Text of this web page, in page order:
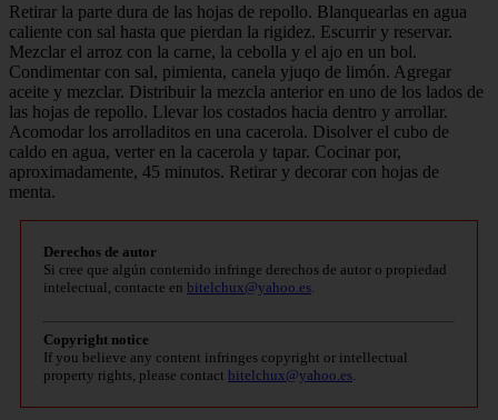
Retirar la parte dura de las hojas de repollo. Blanquearlas en agua
caliente con sal hasta que pierdan la rigidez. Escurrir y reservar.
Mezclar el arroz con la carne, la cebolla y el ajo en un bol.
Condimentar con sal, pimienta, canela yjuqo de limón. Agregar
aceite y mezclar. Distribuir la mezcla anterior en uno de los lados de
las hojas de repollo. Llevar los costados hacia dentro y arrollar.
Acomodar los arrolladitos en una cacerola. Disolver el cubo de
caldo en agua, verter en la cacerola y tapar. Cocinar por,
aproximadamente, 45 minutos. Retirar y decorar con hojas de
menta.
Derechos de autor
Si cree que algún contenido infringe derechos de autor o propiedad
intelectual, contacte en bitelchux@yahoo.es
Copyright notice
If you believe any content infringes copyright or intellectual
property rights, please contact bitelchux@yahoo.es